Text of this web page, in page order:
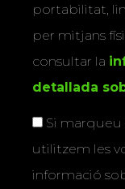
portabilitat,
per mitjans
consultar la
detallada
Si marqueu
utilitzem les
informació